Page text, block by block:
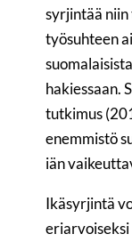
syrjintää
työsuhteen
hakiessaan.
tutkimus
enemmistö
iän
Ikäsyrjintä
eriarvoiseksi